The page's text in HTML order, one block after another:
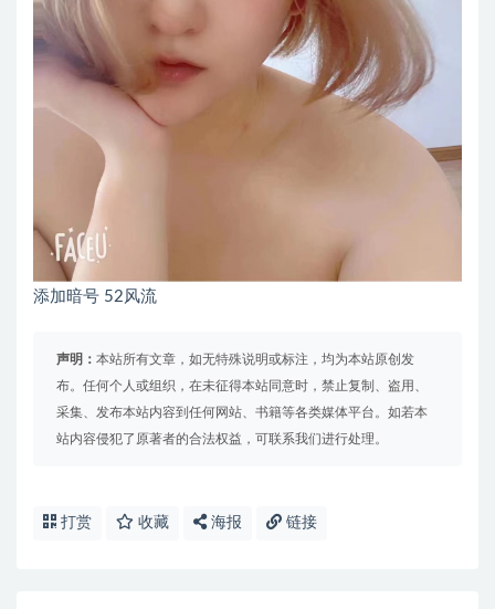
添加暗号 52风流
声明： 本站所有文章，如无特殊说明或标注，均为本站原创发
布。任何个人或组织，在未征得本站同意时，禁止复制、盗用、
采集、发布本站内容到任何网站、书籍等各类媒体平台。如若本
站内容侵犯了原著者的合法权益，可联系我们进行处理。
打赏 收藏 海报 链接